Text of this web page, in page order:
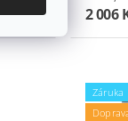
2 006
Záruka